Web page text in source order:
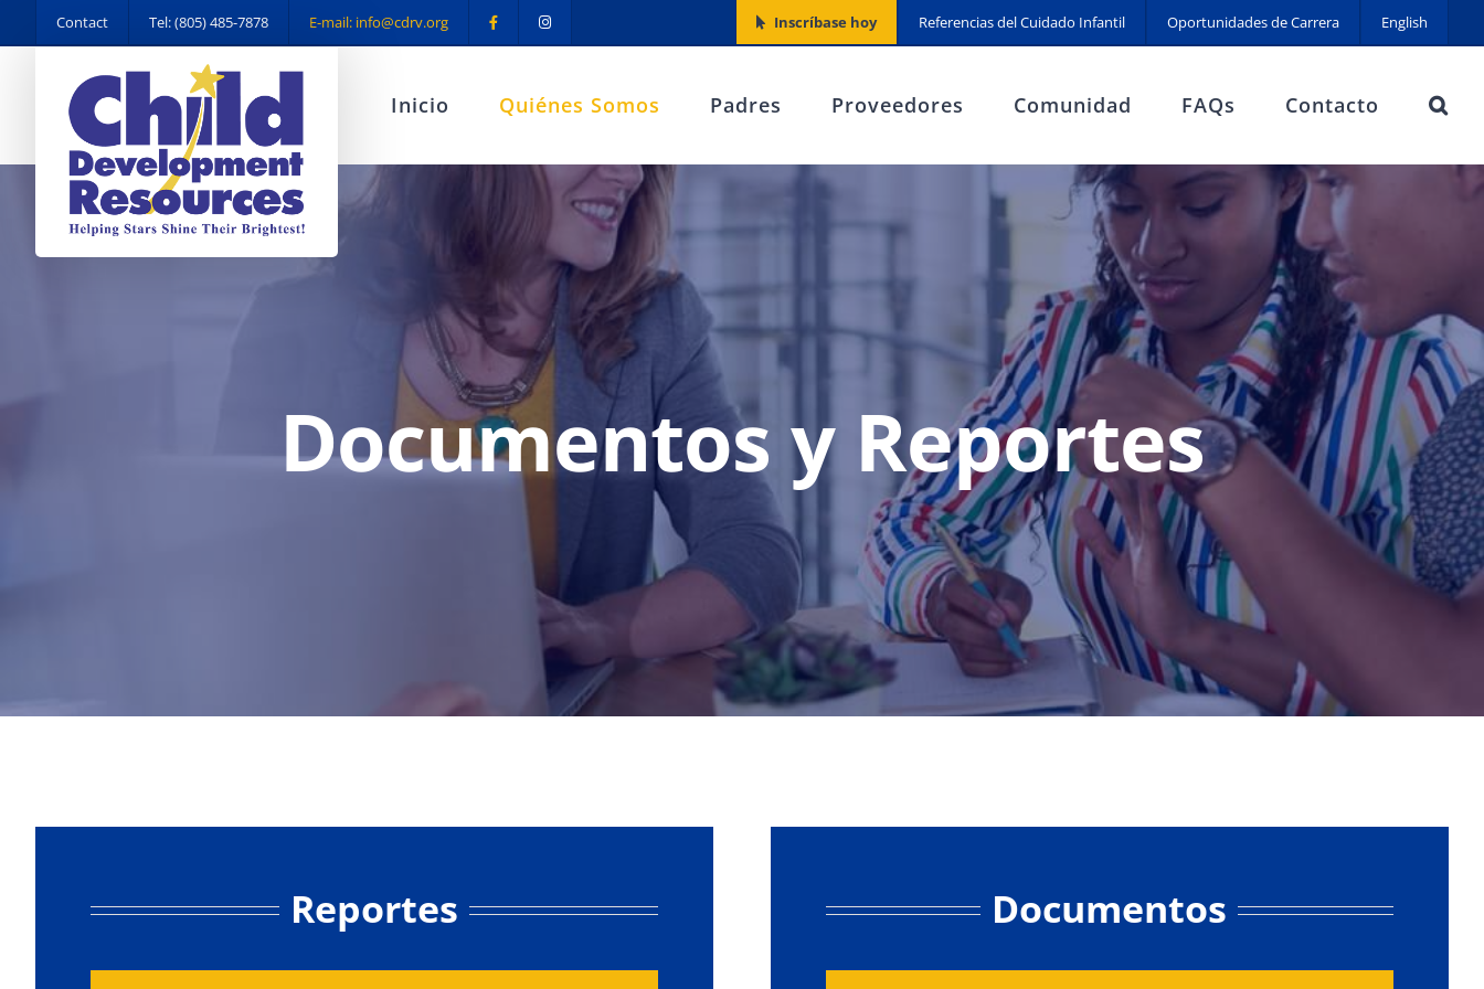
to
Contact Tel: (805) 485-7878 E-mail: info@cdrv.org Inscríbase hoy Referencias del Cuidado Infantil Oportunidades de Carrera English
Inicio Quiénes Somos Padres Proveedores Comunidad FAQs Contacto
Documentos y Reportes
Reportes Documentos